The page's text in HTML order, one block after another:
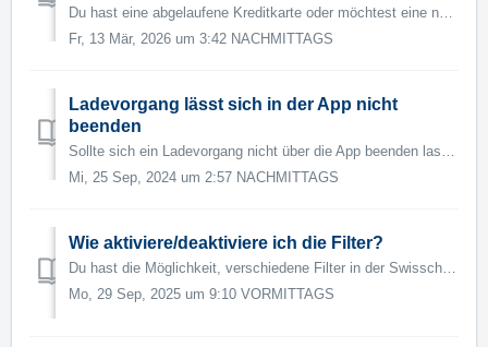
Du hast eine abgelaufene Kreditkarte oder möchtest eine neue hinterlegen? Dann befolge bitte diese Schritte: 1. Gehe zur Swisscharge-App und wähle d...
Fr, 13 Mär, 2026 um 3:42 NACHMITTAGS
Ladevorgang lässt sich in der App nicht
beenden
Sollte sich ein Ladevorgang nicht über die App beenden lassen, befolge bitte die folgenden Schritte: 1. Versuche das Kabel beim Fahrzeug zu lösen. Sobal...
Mi, 25 Sep, 2024 um 2:57 NACHMITTAGS
Wie aktiviere/deaktiviere ich die Filter?
Du hast die Möglichkeit, verschiedene Filter in der Swisscharge App zu aktivieren. Steckertypen AC/DC Typ Ladepunkte Nur mit Kabel oder nicht ...
Mo, 29 Sep, 2025 um 9:10 VORMITTAGS